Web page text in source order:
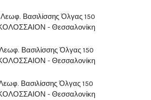
Βασιλίσσης Όλγας 150
ΚΟΛΟΣΣΑΙΟΝ - Θεσσαλονίκη
Βασιλίσσης Όλγας 150
ΚΟΛΟΣΣΑΙΟΝ - Θεσσαλονίκη
Βασιλίσσης Όλγας 150
ΚΟΛΟΣΣΑΙΟΝ - Θεσσαλονίκη